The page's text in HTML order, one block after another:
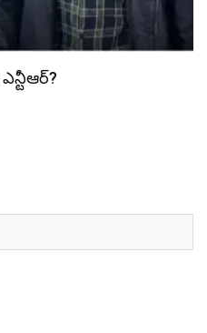
బద్దలు